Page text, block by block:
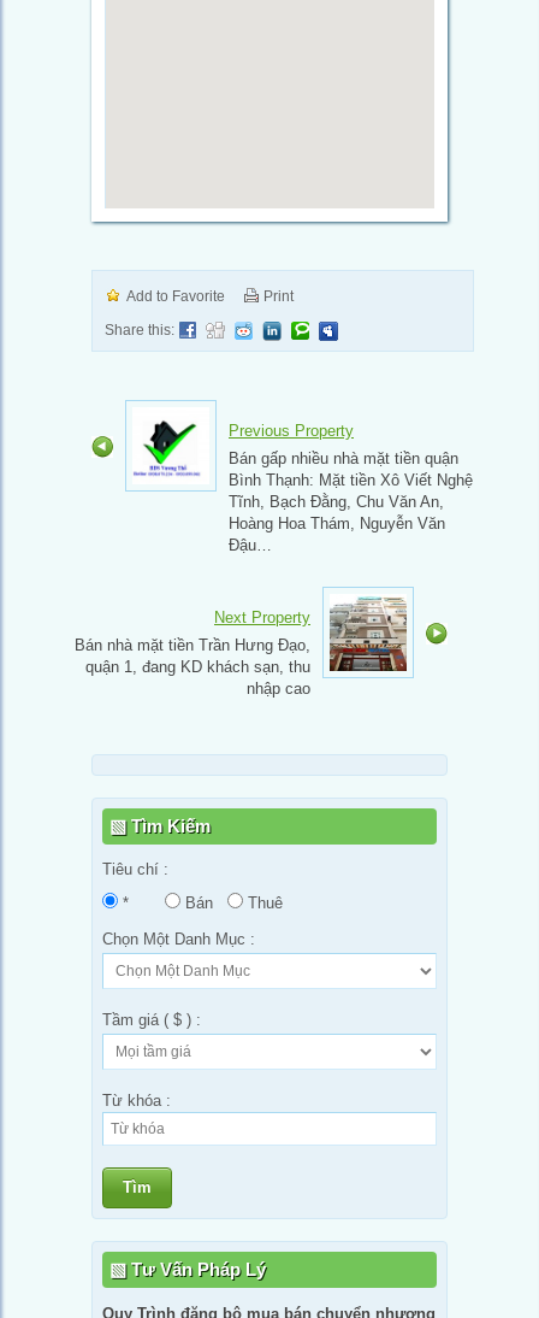
Add to Favorite
Print
Share this:
Previous Property
Bán gấp nhiều nhà mặt tiền quận
Bình Thạnh: Mặt tiền Xô Viết Nghệ
Tĩnh, Bạch Đằng, Chu Văn An,
Hoàng Hoa Thám, Nguyễn Văn
Đậu…
Next Property
Bán nhà mặt tiền Trần Hưng Đạo,
quận 1, đang KD khách sạn, thu
nhập cao
Tìm Kiếm
Tiêu chí :
*
Bán
Thuê
Chọn Một Danh Mục :
Tầm giá ( $ ) :
Từ khóa :
Tìm
Tư Vấn Pháp Lý
Quy Trình đăng bộ mua bán chuyển nhượng